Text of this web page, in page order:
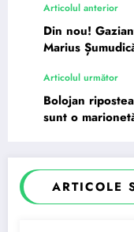
Articolul anterior
Din nou!
Marius
Articolul următor
Bolojan
sunt o
ARTICOLE